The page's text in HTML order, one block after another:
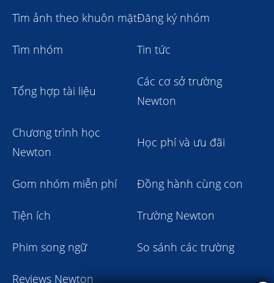
Tìm ảnh theo khuôn mặtĐăng ký nhóm
Tìm nhóm Tin tức
Tổng hợp tài liệu
Các cơ sở trường
Newton
Chương trình học
Newton
Học phí và ưu đãi
Gom nhóm miễn phí Đồng hành cùng con
Tiện ích Trường Newton
Phim song ngữ So sánh các trường
Reviews Newton